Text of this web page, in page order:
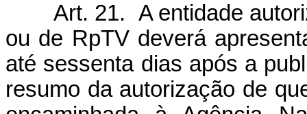
Art. 21. A entidade
ou de RpTV deverá
até sessenta dias após a
resumo da autorização de